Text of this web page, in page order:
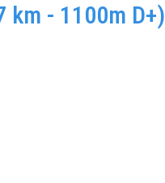
km - 1100m D+)